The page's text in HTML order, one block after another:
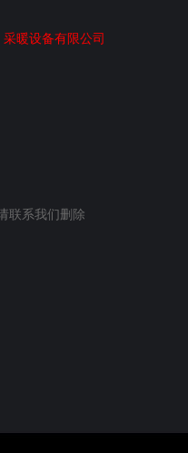
暖设备有限公司
联系我们删除